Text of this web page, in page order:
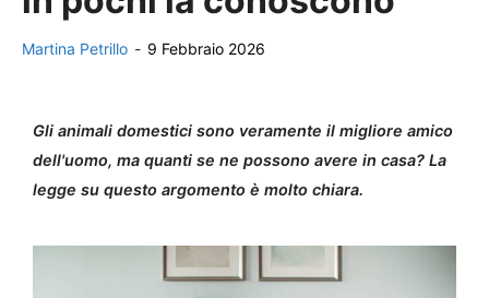
Martina Petrillo - 9 Febbraio 2026
Gli animali domestici sono veramente il migliore amico
dell'uomo, ma quanti se ne possono avere in casa? La
legge su questo argomento è molto chiara.